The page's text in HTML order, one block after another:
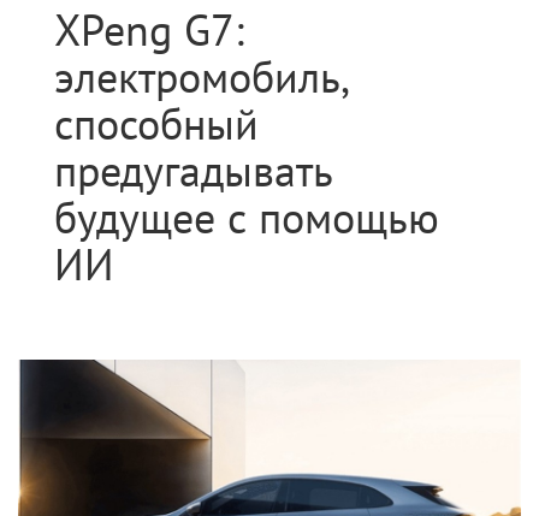
XPeng G7:
электромобиль,
способный
предугадывать
будущее с помощью
ИИ